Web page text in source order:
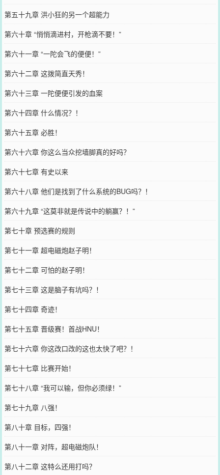
第五十九章 洪小狂的另一个超能力
第六十章 “悄悄滴进村，开枪滴不要！”
第六十一章 “一陀会飞的便便！”
第六十二章 这拨简直天秀！
第六十三章 一陀便便引发的血案
第六十四章 什么情况？！
第六十五章 必胜！
第六十六章 你这么当众挖墙脚真的好吗？
第六十七章 有史以来
第六十八章 他们是找到了什么系统的BUG吗？！
第六十九章 “这莫非就是传说中的躺赢？！”
第七十章 预选赛的规则
第七十一章 超电磁炮赵子明！
第七十二章 可怕的赵子明！
第七十三章 这是脑子有坑吗？！
第七十四章 奇迹！
第七十五章 晋级赛！首战HNU！
第七十六章 你这改口改的这也太快了吧？！
第七十七章 比赛开始！
第七十八章 “我可以输，但你必须绿！”
第七十九章 八强！
第八十章 目标，四强！
第八十一章 对阵，超电磁炮队！
第八十二章 这特么还用打吗？